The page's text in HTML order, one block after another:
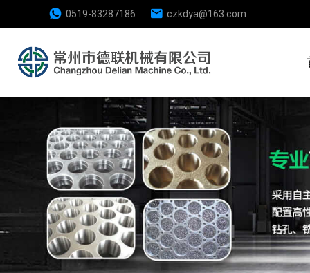
0519-83287186 czkdya@163.com